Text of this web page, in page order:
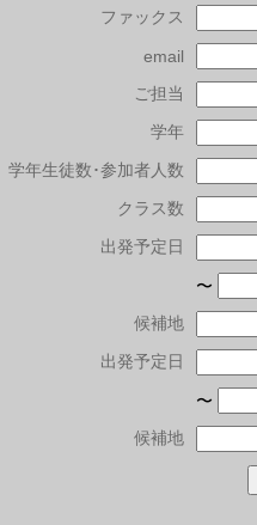
ファックス
email
ご担当
学年
学年生徒数･参加者人数
クラス数
出発予定日
〜
候補地
出発予定日
〜
候補地